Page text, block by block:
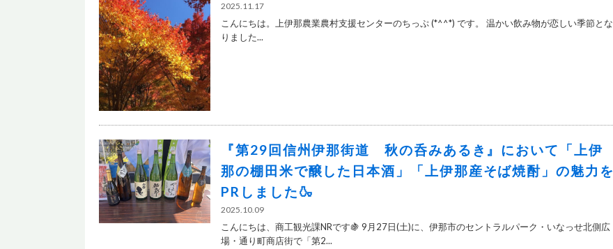
2025.11.17
こんにちは。上伊那農業農村支援センターのちっぷ (*^^*) です。 温かい飲み物が恋しい季節とな
りました...
『第29回信州伊那街道 秋の呑みあるき』において「上伊
那の棚田米で醸した日本酒」「上伊那産そば焼酎」の魅力を
PRしました🍶
2025.10.09
こんにちは、商工観光課NRです🍇 9月27日(土)に、伊那市のセントラルパーク・いなっせ北側広
場・通り町商店街で「第2...